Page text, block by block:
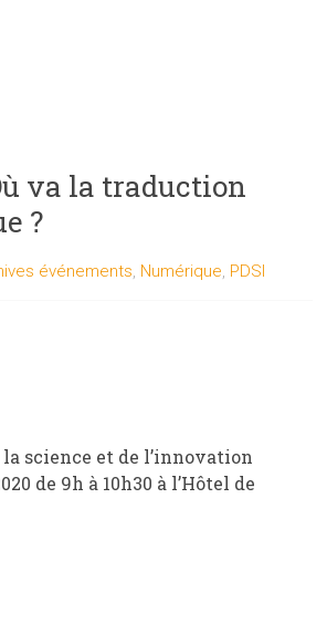
va la traduction
?
événements, Numérique, PDSI
science et de l’innovation
de 9h à 10h30 à l’Hôtel de